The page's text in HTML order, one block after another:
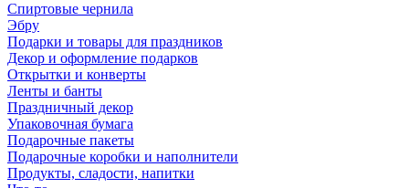
Спиртовые чернила
Эбру
Подарки и товары для праздников
Декор и оформление подарков
Открытки и конверты
Ленты и банты
Праздничный декор
Упаковочная бумага
Подарочные пакеты
Подарочные коробки и наполнители
Продукты, сладости, напитки